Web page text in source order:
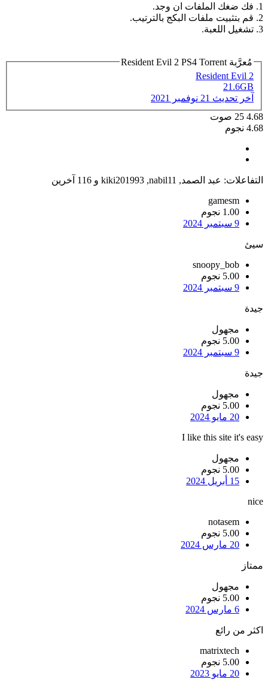
1. فك ضغك الملفات ان وجد.
2. قم بتثبيت ملفات البكج بالترتيب.
3. تشغيل اللعبة.
مُعرَّبة Resident Evil 2 PS4 Torrent
Resident Evil 2
21.6GB
آخر تحديث 21 نوفمبر 2021
4.68
25 صوت
4.68 نجوم
التفاعلات: عبد الصمد,
nabil11
,
kiki201993 و 116 آخرين
gamesm
1.00 نجوم
9 سبتمبر 2024
سيئ
snoopy_bob
5.00 نجوم
9 سبتمبر 2024
جيدة
مجهول
5.00 نجوم
9 سبتمبر 2024
جيدة
مجهول
5.00 نجوم
20 مايو 2024
I like this site it's easy
مجهول
5.00 نجوم
15 أبريل 2024
nice
notasem
5.00 نجوم
20 مارس 2024
ممتاز
مجهول
5.00 نجوم
6 مارس 2024
اكثر من رائع
matrixtech
5.00 نجوم
20 مايو 2023